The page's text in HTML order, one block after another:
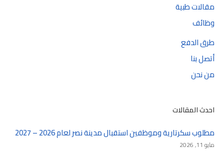
مقالات طبية
وظائف
طرق الدفع
أتصل بنا
من نحن
احدث المقالات
مطلوب سكرتارية وموظفين استقبال مدينة نصر لعام 2026 – 2027
مايو 11, 2026